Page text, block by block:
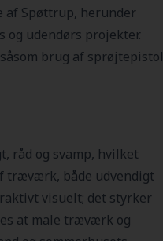
af Spøttrup, herunder
og udendørs projekter.
brug af sprøjtepistol
råd og svamp, hvilket
træværk, både udvendigt
visuelt; det styrker
at male træværk og